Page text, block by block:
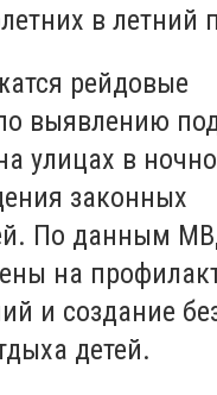
в летний
рейдовые
выявлению
улицах в
законных
По данным
на
и создание
детей.